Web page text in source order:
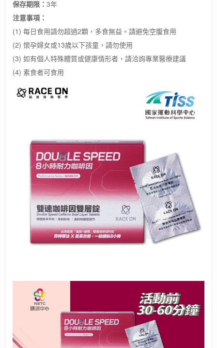
保存期限： 3年
注意事項：
(1) 每日食用請勿超過2顆，多食無益。請避免空腹食用
(2) 懷孕婦女或13歲以下孩童，請勿使用
(3) 如有個人特殊體質或健康情形者，請洽詢專業醫療建議
(4) 素食者可食用